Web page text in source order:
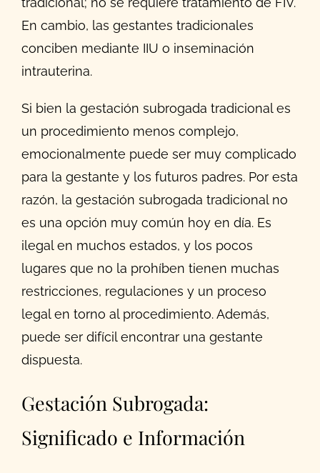
En cambio, las gestantes tradicionales
conciben mediante IIU o inseminación
intrauterina.
Si bien la gestación subrogada tradicional es
un procedimiento menos complejo,
emocionalmente puede ser muy complicado
para la gestante y los futuros padres. Por esta
razón, la gestación subrogada tradicional no
es una opción muy común hoy en día. Es
ilegal en muchos estados, y los pocos
lugares que no la prohíben tienen muchas
restricciones, regulaciones y un proceso
legal en torno al procedimiento. Además,
puede ser difícil encontrar una gestante
dispuesta.
Gestación Subrogada:
Significado e Información